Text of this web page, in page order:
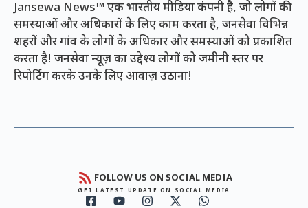
Jansewa News™ एक भारतीय मीडिया कंपनी है, जो लोगों की
समस्याओं और अधिकारों के लिए काम करता है, जनसेवा विभिन्न
शहरों और गांव के लोगों के अधिकार और समस्याओं को प्रकाशित
करता है! जनसेवा न्यूज़ का उद्देश्य लोगों को जमीनी स्तर पर
रिपोर्टिंग करके उनके लिए आवाज़ उठाना!
FOLLOW US ON SOCIAL MEDIA
GET LATEST UPDATE ON SOCIAL MEDIA